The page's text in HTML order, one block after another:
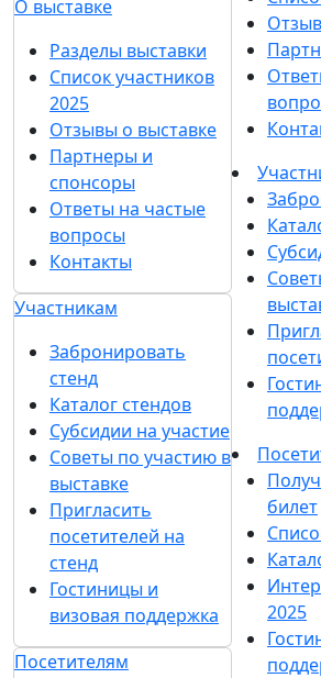
О выставке
Разделы выставки
Список участников
2025
Отзывы о выставке
Партнеры и
спонсоры
Ответы на частые
вопросы
Контакты
Участникам
Забронировать
стенд
Каталог стендов
Субсидии на участие
Советы по участию в
выставке
Пригласить
посетителей на
стенд
Гостиницы и
визовая поддержка
Посетителям
билет
2025